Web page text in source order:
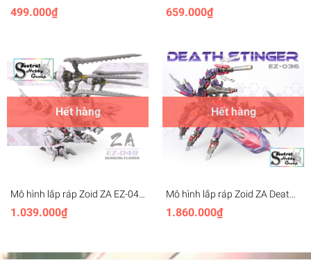
Saber Tiger SCHWALZ Ver
499.000₫
Liger Zero Panzer 032 BT
659.000₫
Hết hàng
Mô hình lắp ráp Zoid ZA EZ-049
Berserk Fuhrer EZ049
1.039.000₫
Hết hàng
Mô hình lắp ráp Zoid ZA Death
Stinger Scorpion bọ cạp EZ-036
1.860.000₫